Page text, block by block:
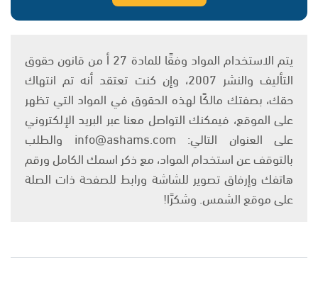
يتم الاستخدام المواد وفقًا للمادة 27 أ من قانون حقوق
التأليف والنشر 2007، وإن كنت تعتقد أنه تم انتهاك
حقك، بصفتك مالكًا لهذه الحقوق في المواد التي تظهر
على الموقع، فيمكنك التواصل معنا عبر البريد الإلكتروني
على العنوان التالي: info@ashams.com والطلب
بالتوقف عن استخدام المواد، مع ذكر اسمك الكامل ورقم
هاتفك وإرفاق تصوير للشاشة ورابط للصفحة ذات الصلة
على موقع الشمس. وشكرًا!